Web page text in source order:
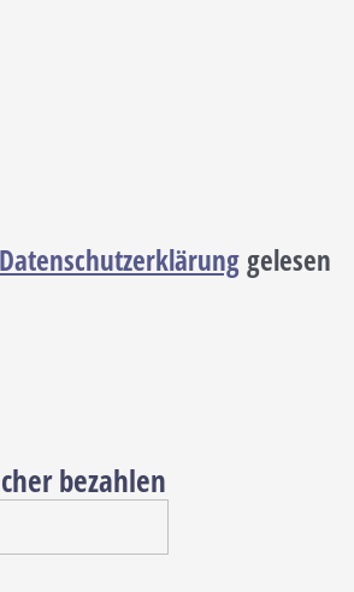
Datenschutzerklärunggelesen
bezahlen